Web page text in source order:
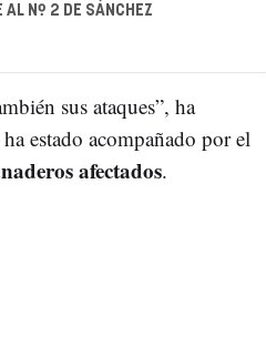
AL Nº 2 DE SÁNCHEZ
sus ataques”, ha
estado acompañado por el
afectados.